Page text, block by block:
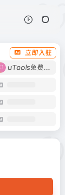
立即入驻
uTools免费工具箱